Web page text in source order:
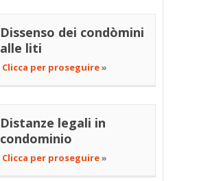
Dissenso dei condòmini
alle liti
Clicca per proseguire»
Distanze legali in
condominio
Clicca per proseguire»